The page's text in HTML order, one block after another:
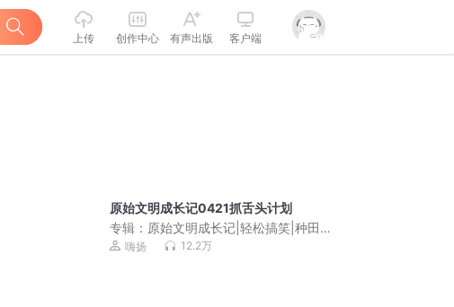
上传 创作中心 有声出版 客户端
原始文明成长记0421抓舌头计划
专辑： 原始文明成长记|轻松搞笑|种田争
霸有声剧
嗨扬 12.2万